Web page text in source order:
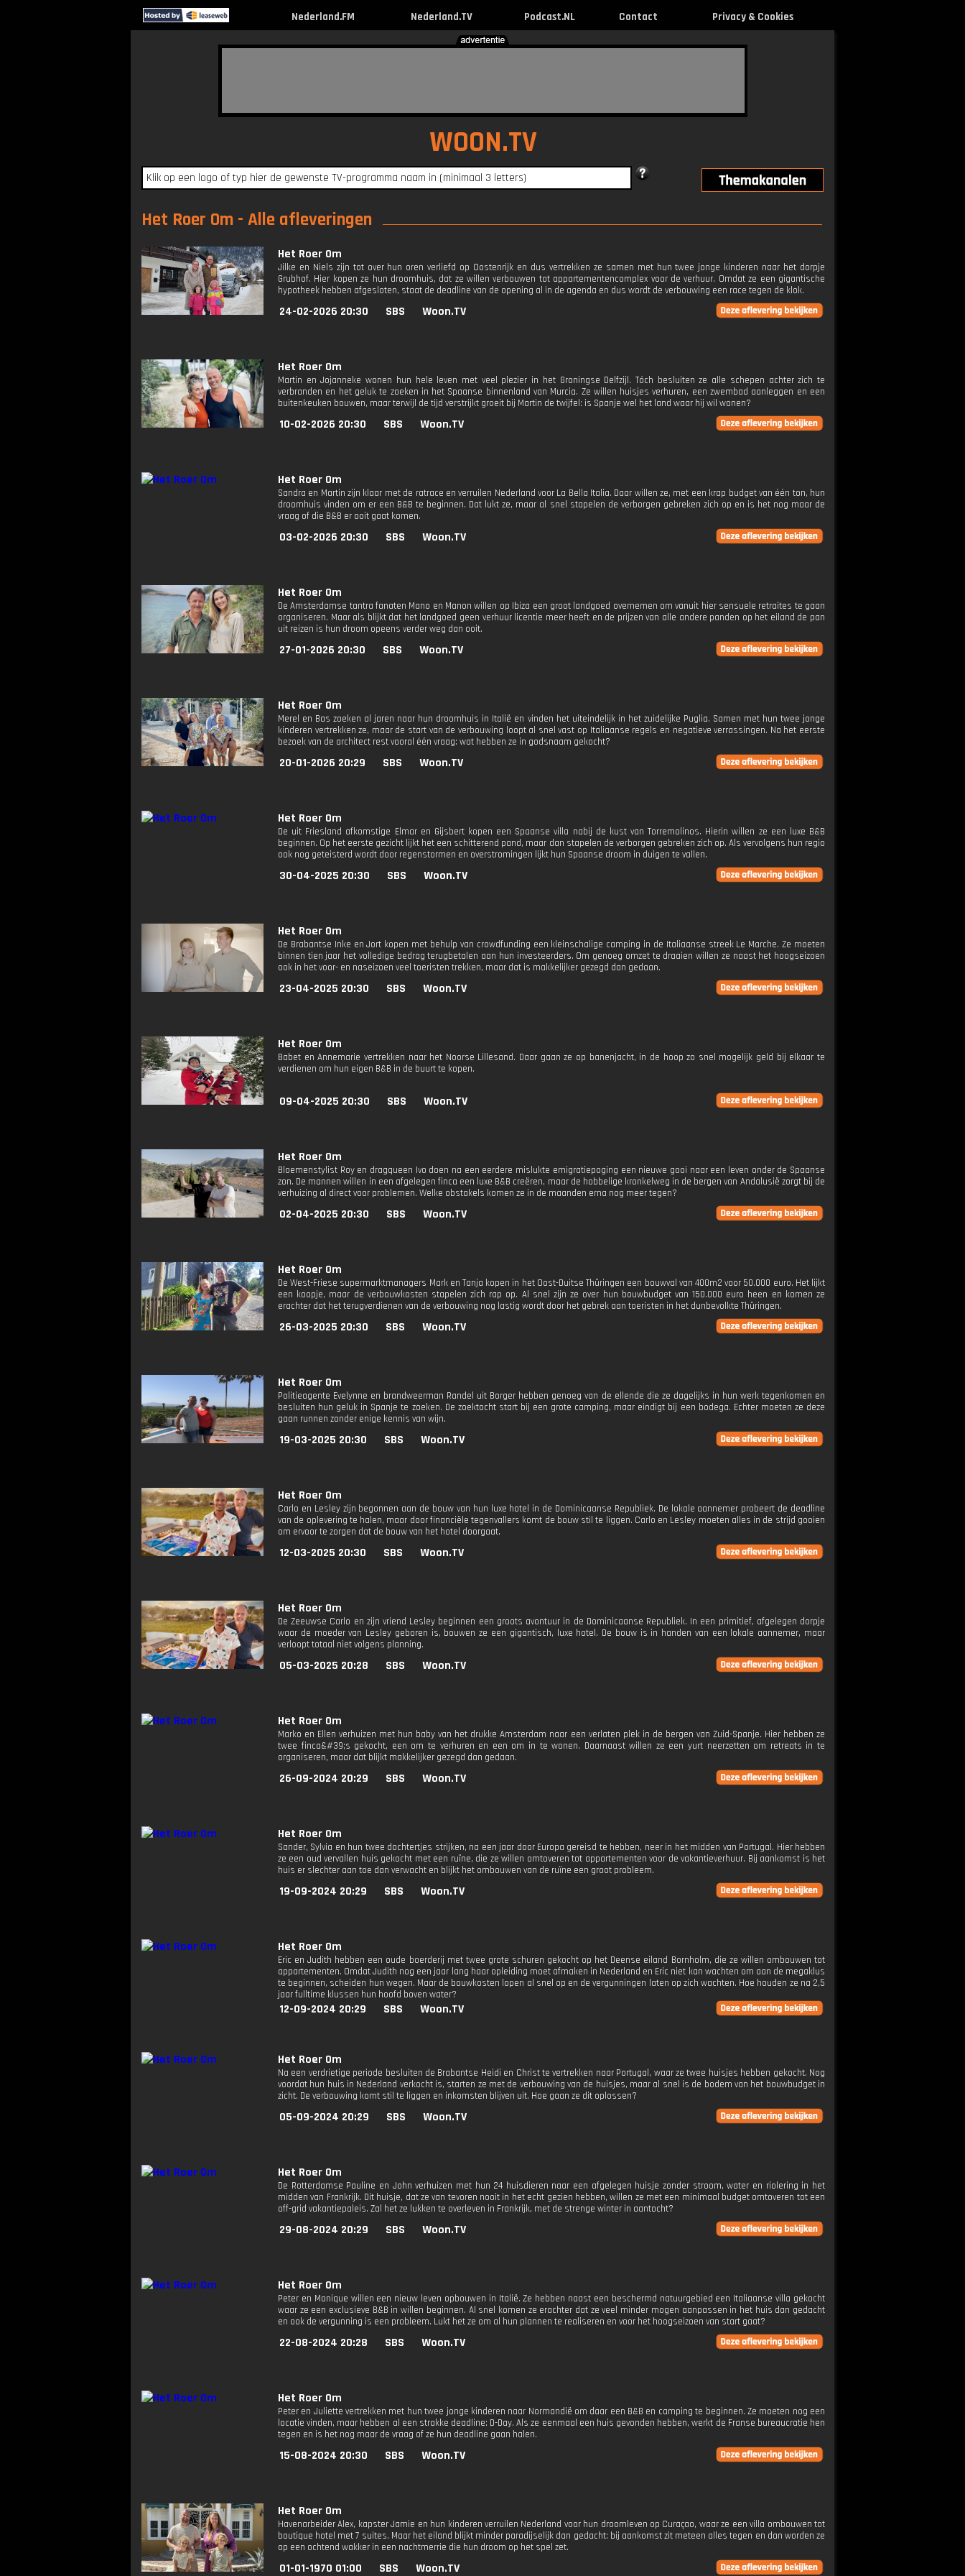
Nederland.FM Nederland.TV Podcast.NL Contact Privacy & Cookies
WOON.TV
Het Roer Om - Alle afleveringen
Het Roer Om
Jilke en Niels zijn tot over hun oren verliefd op Oostenrijk en dus vertrekken ze samen met hun twee jonge kinderen naar het dorpje
Grubhof. Hier kopen ze hun droomhuis, dat ze willen verbouwen tot appartementencomplex voor de verhuur. Omdat ze een gigantische
hypotheek hebben afgesloten, staat de deadline van de opening al in de agenda en dus wordt de verbouwing een race tegen de klok.
24-02-2026 20:30 SBS Woon.TV
Het Roer Om
Martin en Jojanneke wonen hun hele leven met veel plezier in het Groningse Delfzijl. Tóch besluiten ze alle schepen achter zich te
verbranden en het geluk te zoeken in het Spaanse binnenland van Murcia. Ze willen huisjes verhuren, een zwembad aanleggen en een
buitenkeuken bouwen, maar terwijl de tijd verstrijkt groeit bij Martin de twijfel: is Spanje wel het land waar hij wil wonen?
10-02-2026 20:30 SBS Woon.TV
Het Roer Om
Sandra en Martin zijn klaar met de ratrace en verruilen Nederland voor La Bella Italia. Daar willen ze, met een krap budget van één ton, hun
droomhuis vinden om er een B&B te beginnen. Dat lukt ze, maar al snel stapelen de verborgen gebreken zich op en is het nog maar de
vraag of die B&B er ooit gaat komen.
03-02-2026 20:30 SBS Woon.TV
Het Roer Om
De Amsterdamse tantra fanaten Mano en Manon willen op Ibiza een groot landgoed overnemen om vanuit hier sensuele retraites te gaan
organiseren. Maar als blijkt dat het landgoed geen verhuur licentie meer heeft en de prijzen van alle andere panden op het eiland de pan
uit reizen is hun droom opeens verder weg dan ooit.
27-01-2026 20:30 SBS Woon.TV
Het Roer Om
Merel en Bas zoeken al jaren naar hun droomhuis in Italië en vinden het uiteindelijk in het zuidelijke Puglia. Samen met hun twee jonge
kinderen vertrekken ze, maar de start van de verbouwing loopt al snel vast op Italiaanse regels en negatieve verrassingen. Na het eerste
bezoek van de architect rest vooral één vraag: wat hebben ze in godsnaam gekocht?
20-01-2026 20:29 SBS Woon.TV
Het Roer Om
De uit Friesland afkomstige Elmar en Gijsbert kopen een Spaanse villa nabij de kust van Torremolinos. Hierin willen ze een luxe B&B
beginnen. Op het eerste gezicht lijkt het een schitterend pand, maar dan stapelen de verborgen gebreken zich op. Als vervolgens hun regio
ook nog geteisterd wordt door regenstormen en overstromingen lijkt hun Spaanse droom in duigen te vallen.
30-04-2025 20:30 SBS Woon.TV
Het Roer Om
De Brabantse Inke en Jort kopen met behulp van crowdfunding een kleinschalige camping in de Italiaanse streek Le Marche. Ze moeten
binnen tien jaar het volledige bedrag terugbetalen aan hun investeerders. Om genoeg omzet te draaien willen ze naast het hoogseizoen
ook in het voor- en naseizoen veel toeristen trekken, maar dat is makkelijker gezegd dan gedaan.
23-04-2025 20:30 SBS Woon.TV
Het Roer Om
Babet en Annemarie vertrekken naar het Noorse Lillesand. Daar gaan ze op banenjacht, in de hoop zo snel mogelijk geld bij elkaar te
verdienen om hun eigen B&B in de buurt te kopen.
09-04-2025 20:30 SBS Woon.TV
Het Roer Om
Bloemenstylist Roy en dragqueen Ivo doen na een eerdere mislukte emigratiepoging een nieuwe gooi naar een leven onder de Spaanse
zon. De mannen willen in een afgelegen finca een luxe B&B creëren, maar de hobbelige kronkelweg in de bergen van Andalusië zorgt bij de
verhuizing al direct voor problemen. Welke obstakels komen ze in de maanden erna nog meer tegen?
02-04-2025 20:30 SBS Woon.TV
Het Roer Om
De West-Friese supermarktmanagers Mark en Tanja kopen in het Oost-Duitse Thüringen een bouwval van 400m2 voor 50.000 euro. Het lijkt
een koopje, maar de verbouwkosten stapelen zich rap op. Al snel zijn ze over hun bouwbudget van 150.000 euro heen en komen ze
erachter dat het terugverdienen van de verbouwing nog lastig wordt door het gebrek aan toeristen in het dunbevolkte Thüringen.
26-03-2025 20:30 SBS Woon.TV
Het Roer Om
Politieagente Evelynne en brandweerman Randel uit Borger hebben genoeg van de ellende die ze dagelijks in hun werk tegenkomen en
besluiten hun geluk in Spanje te zoeken. De zoektocht start bij een grote camping, maar eindigt bij een bodega. Echter moeten ze deze
gaan runnen zonder enige kennis van wijn.
19-03-2025 20:30 SBS Woon.TV
Het Roer Om
Carlo en Lesley zijn begonnen aan de bouw van hun luxe hotel in de Dominicaanse Republiek. De lokale aannemer probeert de deadline
van de oplevering te halen, maar door financiële tegenvallers komt de bouw stil te liggen. Carlo en Lesley moeten alles in de strijd gooien
om ervoor te zorgen dat de bouw van het hotel doorgaat.
12-03-2025 20:30 SBS Woon.TV
Het Roer Om
De Zeeuwse Carlo en zijn vriend Lesley beginnen een groots avontuur in de Dominicaanse Republiek. In een primitief, afgelegen dorpje
waar de moeder van Lesley geboren is, bouwen ze een gigantisch, luxe hotel. De bouw is in handen van een lokale aannemer, maar
verloopt totaal niet volgens planning.
05-03-2025 20:28 SBS Woon.TV
Het Roer Om
Marko en Ellen verhuizen met hun baby van het drukke Amsterdam naar een verlaten plek in de bergen van Zuid-Spanje. Hier hebben ze
twee finca&#39;s gekocht, een om te verhuren en een om in te wonen. Daarnaast willen ze een yurt neerzetten om retreats in te
organiseren, maar dat blijkt makkelijker gezegd dan gedaan.
26-09-2024 20:29 SBS Woon.TV
Het Roer Om
Sander, Sylvia en hun twee dochtertjes strijken, na een jaar door Europa gereisd te hebben, neer in het midden van Portugal. Hier hebben
ze een oud vervallen huis gekocht met een ruïne, die ze willen omtoveren tot appartementen voor de vakantieverhuur. Bij aankomst is het
huis er slechter aan toe dan verwacht en blijkt het ombouwen van de ruïne een groot probleem.
19-09-2024 20:29 SBS Woon.TV
Het Roer Om
Eric en Judith hebben een oude boerderij met twee grote schuren gekocht op het Deense eiland Bornholm, die ze willen ombouwen tot
appartementen. Omdat Judith nog een jaar lang haar opleiding moet afmaken in Nederland en Eric niet kan wachten om aan de megaklus
te beginnen, scheiden hun wegen. Maar de bouwkosten lopen al snel op en de vergunningen laten op zich wachten. Hoe houden ze na 2,5
jaar fulltime klussen hun hoofd boven water?
12-09-2024 20:29 SBS Woon.TV
Het Roer Om
Na een verdrietige periode besluiten de Brabantse Heidi en Christ te vertrekken naar Portugal, waar ze twee huisjes hebben gekocht. Nog
voordat hun huis in Nederland verkocht is, starten ze met de verbouwing van de huisjes, maar al snel is de bodem van het bouwbudget in
zicht. De verbouwing komt stil te liggen en inkomsten blijven uit. Hoe gaan ze dit oplossen?
05-09-2024 20:29 SBS Woon.TV
Het Roer Om
De Rotterdamse Pauline en John verhuizen met hun 24 huisdieren naar een afgelegen huisje zonder stroom, water en riolering in het
midden van Frankrijk. Dit huisje, dat ze van tevoren nooit in het echt gezien hebben, willen ze met een minimaal budget omtoveren tot een
off-grid vakantiepaleis. Zal het ze lukken te overleven in Frankrijk, met de strenge winter in aantocht?
29-08-2024 20:29 SBS Woon.TV
Het Roer Om
Peter en Monique willen een nieuw leven opbouwen in Italië. Ze hebben naast een beschermd natuurgebied een Italiaanse villa gekocht
waar ze een exclusieve B&B in willen beginnen. Al snel komen ze erachter dat ze veel minder mogen aanpassen in het huis dan gedacht
en ook de vergunning is een probleem. Lukt het ze om al hun plannen te realiseren en voor het hoogseizoen van start gaat?
22-08-2024 20:28 SBS Woon.TV
Het Roer Om
Peter en Juliette vertrekken met hun twee jonge kinderen naar Normandië om daar een B&B en camping te beginnen. Ze moeten nog een
locatie vinden, maar hebben al een strakke deadline: D-Day. Als ze eenmaal een huis gevonden hebben, werkt de Franse bureaucratie hen
tegen en is het nog maar de vraag of ze hun deadline gaan halen.
15-08-2024 20:30 SBS Woon.TV
Het Roer Om
Havenarbeider Alex, kapster Jamie en hun kinderen verruilen Nederland voor hun droomleven op Curaçao, waar ze een villa ombouwen tot
boutique hotel met 7 suites. Maar het eiland blijkt minder paradijselijk dan gedacht: bij aankomst zit meteen alles tegen en dan worden ze
op een ochtend wakker in een nachtmerrie die hun droom op het spel zet.
01-01-1970 01:00 SBS Woon.TV